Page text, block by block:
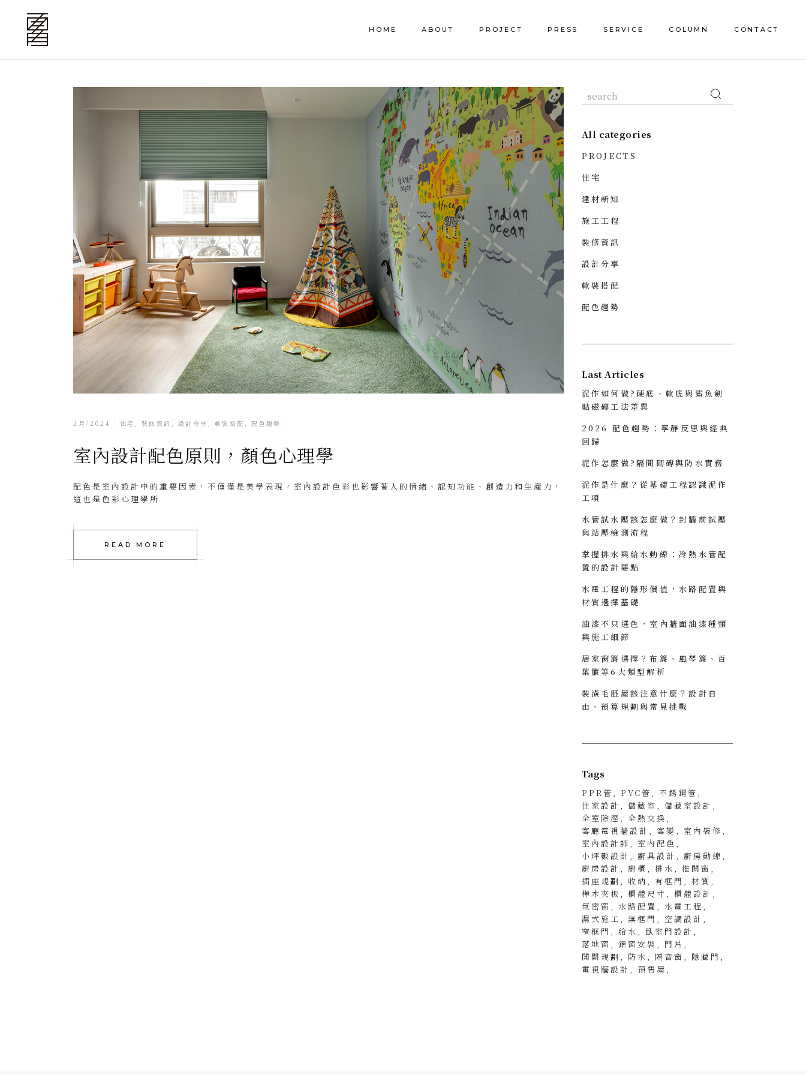
HOME ABOUT PROJECT PRESS SERVICE COLUMN CONTACT
2月/2024 住宅 裝修資訊 設計分享 軟裝搭配 配色趨勢
室內設計配色原則，顏色心理學
配色是室內設計中的重要因素，不僅僅是美學表現，室內設計色彩也影響著人的情緒、認知功能、創造力和生產力，
這也是色彩心理學所
READ MORE
All categories
PROJECTS
住宅
建材新知
施工工程
裝修資訊
設計分享
軟裝搭配
配色趨勢
Last Articles
泥作如何做?硬底、軟底與鯊魚劍
貼磁磚工法差異
2026 配色趨勢：寧靜反思與經典
回歸
泥作怎麼做?隔間砌磚與防水實務
泥作是什麼？從基礎工程認識泥作
工項
水管試水壓該怎麼做？封牆前試壓
與站壓檢測流程
掌握排水與給水動線：冷熱水管配
置的設計要點
水電工程的隱形價值，水路配置與
材質選擇基礎
油漆不只選色，室內牆面油漆種類
與施工細節
居家窗簾選擇？布簾、風琴簾、百
葉簾等6大類型解析
裝潢毛胚屋該注意什麼？設計自
由、預算規劃與常見挑戰
Tags
PPR管 PVC管
不銹鋼管
住家設計
儲藏室
儲藏室設計
全室除溼
全熱交換
客廳電視牆設計
客變
室內裝修
室內設計師
室內配色
小坪數設計
廚具設計
廚房動線
廚房設計
廚櫃 排水
推開窗
插座規劃
收納 有框門
材質
樺木夾板
櫃體尺寸
櫃體設計
氣密窗
水路配置
水電工程
濕式施工
無框門
空調設計
窄框門
給水
臥室門設計
落地窗
鋁窗安裝
門片
開關規劃
防水 隔音窗
隱藏門
電視牆設計
預售屋